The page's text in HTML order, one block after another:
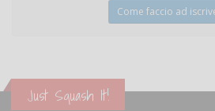
Come faccio ad
Just Squash It!